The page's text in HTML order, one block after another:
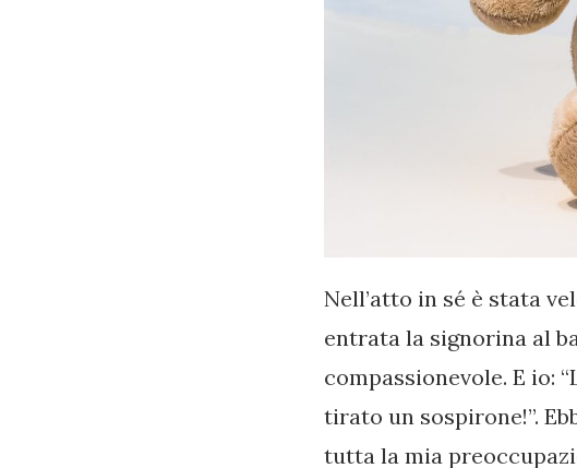
Nell’atto in sé è stata
entrata la signorina al
compassionevole. E io:
tirato un sospirone!”.
tutta la mia